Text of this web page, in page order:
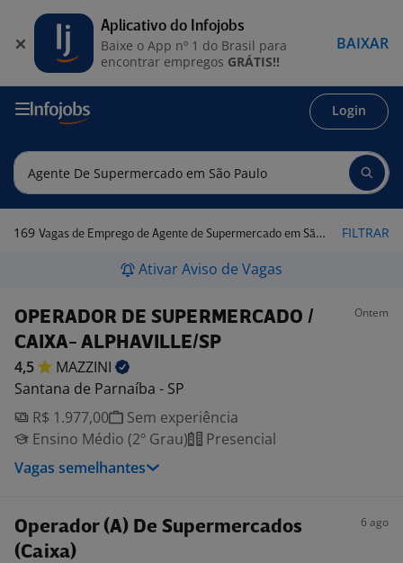
Login
169 Vagas de Emprego de Agente de Supermercado em São Paulo FILTRAR
Ativar Aviso de Vagas
OPERADOR DE SUPERMERCADO /
CAIXA- ALPHAVILLE/SP
Ontem
4,5
MAZZINI
Santana de Parnaíba - SP
R$ 1.977,00
Sem experiência
Ensino Médio (2º Grau)
Presencial
Vagas semelhantes
Operador (A) De Supermercados
(Caixa)
6 ago
Aplicativo do Infojobs
Baixe o App nº 1 do Brasil para
encontrar empregos GRÁTIS!!
BAIXAR